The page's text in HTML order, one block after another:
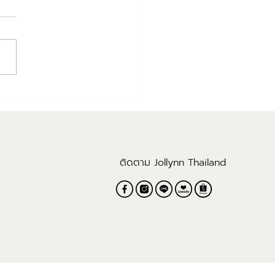
Physical Stores
ติดตาม Jollynn Thailand